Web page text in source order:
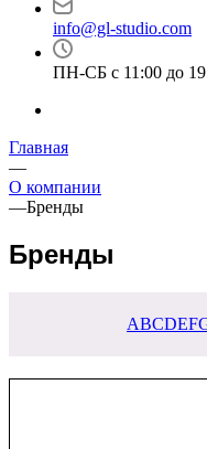
info@gl-studio.com
ПН-СБ с 11:00 до
Главная
—
О компании
—Бренды
Бренды
ABCDEF